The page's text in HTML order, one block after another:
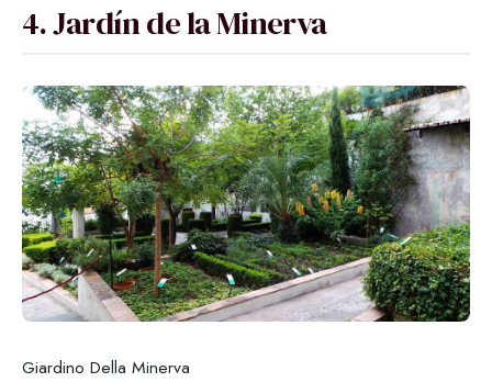
4. Jardín de la Minerva
Giardino Della Minerva